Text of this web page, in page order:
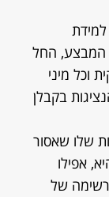
למידת
המבצע, החל
וכל מיני
בקבלן
שלו שאסור
אפילו
רשימה של